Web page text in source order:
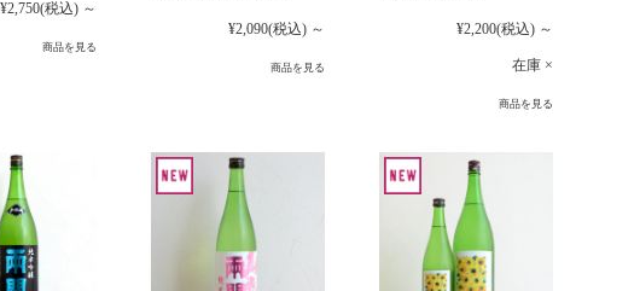
¥2,750(税込) ～
商品を見る
¥2,090(税込) ～
商品を見る
¥2,200(税込) ～
在庫 ×
商品を見る